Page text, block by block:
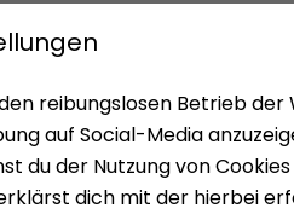
Impressum